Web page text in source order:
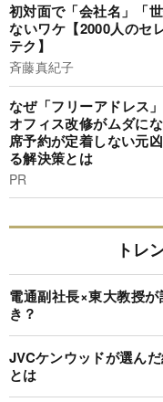
初対面で「会社名」「
ないワケ【2000人のセ
テク】
斉藤真紀子
なぜ「フリーアドレス
オフィス改修がムダに
席予約が定着しない元
る解決策とは
PR
トレ
電通副社長×東大教授
き？
JVCケンウッドが選ん
とは